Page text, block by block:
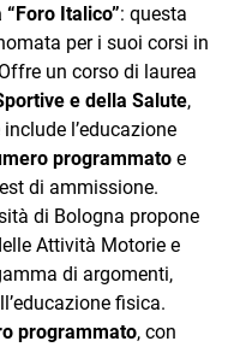
Italico”: questa
per i suoi corsi in
un corso di laurea
e della Salute,
l’educazione
programmato e
di ammissione.
di Bologna propone
Attività Motorie e
di argomenti,
fisica.
programmato, con